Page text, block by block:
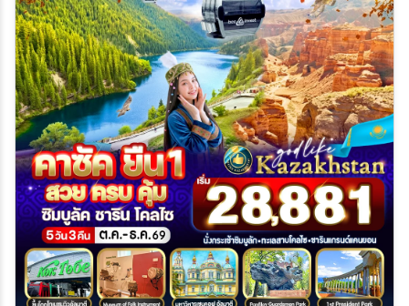
ประเทศ
เมือง
สายการบิน
ตั้งแต่วันที่
ถึงวันที่